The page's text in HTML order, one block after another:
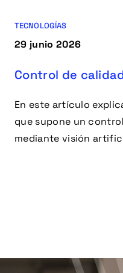
TECNOLOGÍAS
29 junio 2026
Control de
En este artículo
que supone un
mediante visión